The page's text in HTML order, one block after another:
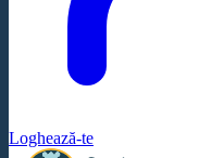
Loghează-te